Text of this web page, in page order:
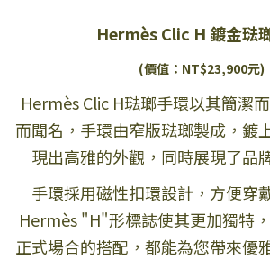
Hermès Clic H 鍍金琺
(價值：NT$23,900元)
Hermès Clic H琺瑯手環以其簡潔
而聞名，手環由窄版琺瑯製成，鍍
現出高雅的外觀，同時展現了品
手環採用磁性扣環設計，方便穿
Hermès "H"形標誌使其更加獨特
正式場合的搭配，都能為您帶來優